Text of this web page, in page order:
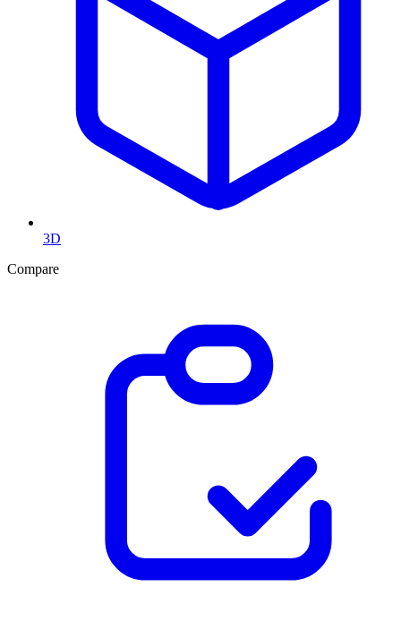
3D
Compare